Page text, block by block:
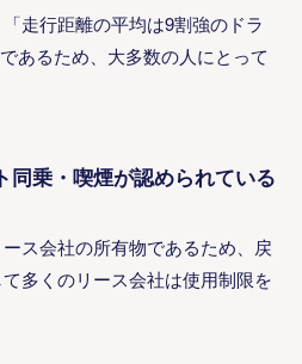
走行距離の平均は9割強のドラ
あるため、大多数の人にとって
同乗・喫煙が認められている
ス会社の所有物であるため、 戻
多くのリース会社は使用制限を